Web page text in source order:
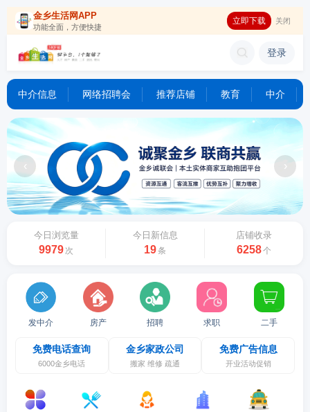
金乡生活网APP
功能全面，方便快捷
立即下载 关闭
登录
中介信息 网络招聘会 推荐店铺 教育 中介
‹ ›
今日浏览量
9979 次
今日新信息
19条
店铺收录
6258个
发中介 房产 招聘 求职 二手
免费电话查询
6000金乡电话
金乡家政公司
搬家 维修 疏通
免费广告信息
开业活动促销